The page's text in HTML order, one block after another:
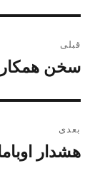
نوشته
قبلی
نوشته
سخن
بعدی
نوشته
هشدار